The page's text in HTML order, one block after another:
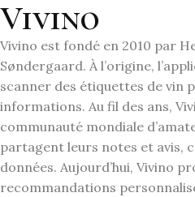
Vivino
Vivino est fondé en 2010 par
Søndergaard. À l’origine,
scanner des étiquettes de vin
informations. Au fil des ans,
communauté mondiale
partagent leurs notes et avis,
données. Aujourd’hui, Vivino
recommandations